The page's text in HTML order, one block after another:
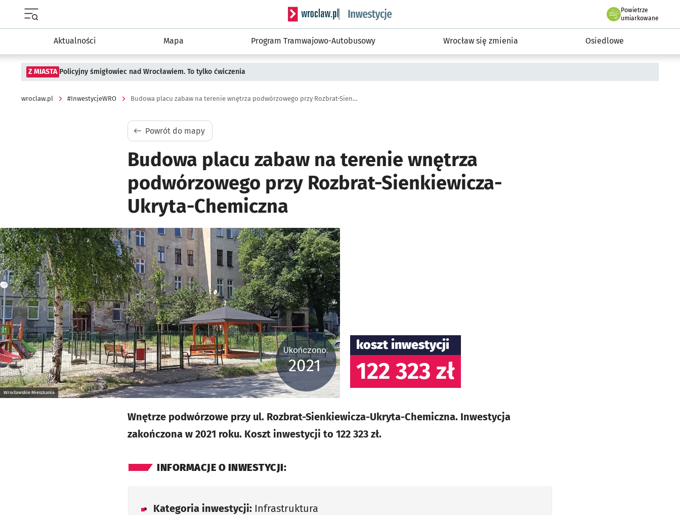
Serwis informacyjny wroclaw.pl podserwis: #InwestycjeWRO - miejskie inwestycje 2019-2032
Powietrze
we Wrocławiu
umiarkowane
Aktualności Mapa Program Tramwajowo-Autobusowy Wrocław się zmienia Osiedlowe
Z MIASTA Policyjny śmigłowiec nad Wrocławiem. To tylko ćwiczenia
wroclaw.pl #InwestycjeWRO Budowa placu zabaw na terenie wnętrza podwórzowego przy Rozbrat-Sienkiewicza-Ukryta-Chemiczna
Powrót do mapy
Budowa placu zabaw na terenie wnętrza
podwórzowego przy Rozbrat-Sienkiewicza-
Ukryta-Chemiczna
Kliknij, aby powiększyć
Wrocławskie Mieszkania
Ukończono:
2021
koszt inwestycji
122 323 zł
Wnętrze podwórzowe przy ul. Rozbrat-Sienkiewicza-Ukryta-Chemiczna. Inwestycja
zakończona w 2021 roku. Koszt inwestycji to 122 323 zł.
INFORMACJE O INWESTYCJI:
Kategoria inwestycji: Infrastruktura